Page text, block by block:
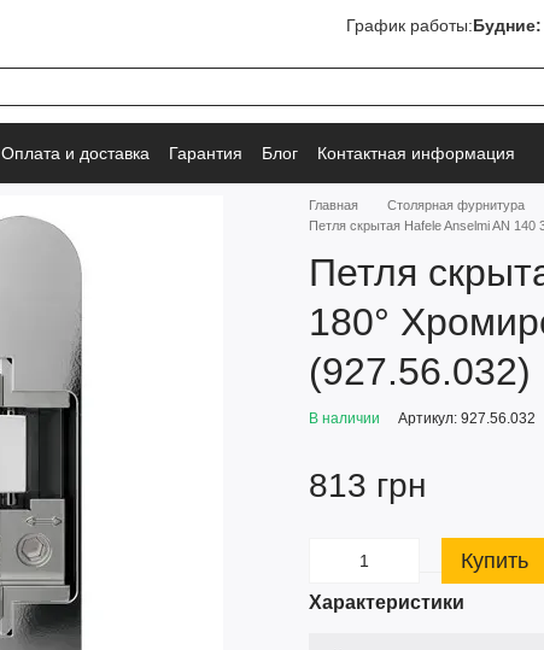
График работы:Будние:
Оплата и доставка Гарантия Блог Контактная информация
Главная Столярная фурнитура
Петля скрытая Hafele Anselmi AN
Петля
180°
(927.56.032)
В наличии Артикул: 927.56.032
813 грн
Купить
Характеристики